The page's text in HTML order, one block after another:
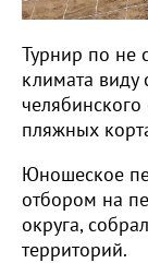
Турнир по не
климата
пляжных
Юношеское
отбором на
округа,
территорий.